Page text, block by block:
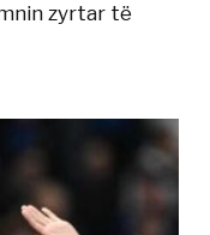
zyrtar të